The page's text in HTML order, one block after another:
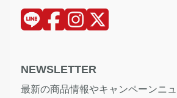
NEWSLETTER
最新の商品情報やキャンペーンニ